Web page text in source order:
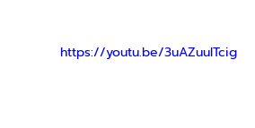
https://youtu.be/3uAZuulTcig